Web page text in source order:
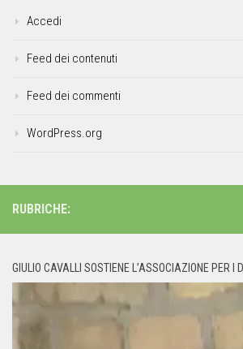
Accedi
Feed dei contenuti
Feed dei commenti
WordPress.org
RUBRICHE:
GIULIO CAVALLI SOSTIENE L’ASSOCIAZIONE PER I
Player